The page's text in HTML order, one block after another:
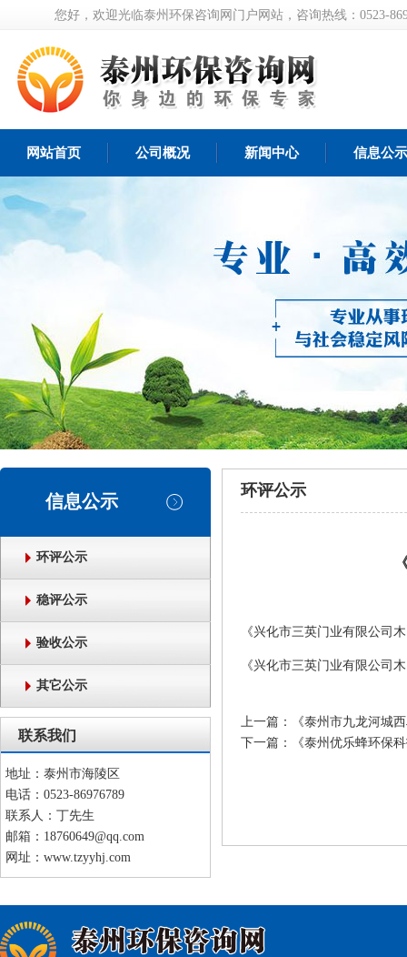
您好，欢迎光临泰州环保咨询网门户网站，咨询热线：0523-
网站首页 公司概况 新闻中心 信息公示
信息公示
环评公示
稳评公示
验收公示
其它公示
联系我们
地址：泰州市海陵区
电话：0523-86976789
联系人：丁先生
邮箱：18760649@qq.com
网址：www.tzyyhj.com
环评公示
《兴化市三英门业有限公司
《兴化市三英门业有限公司
上一篇：
《泰州市九龙河城
下一篇：
《泰州优乐蜂环保